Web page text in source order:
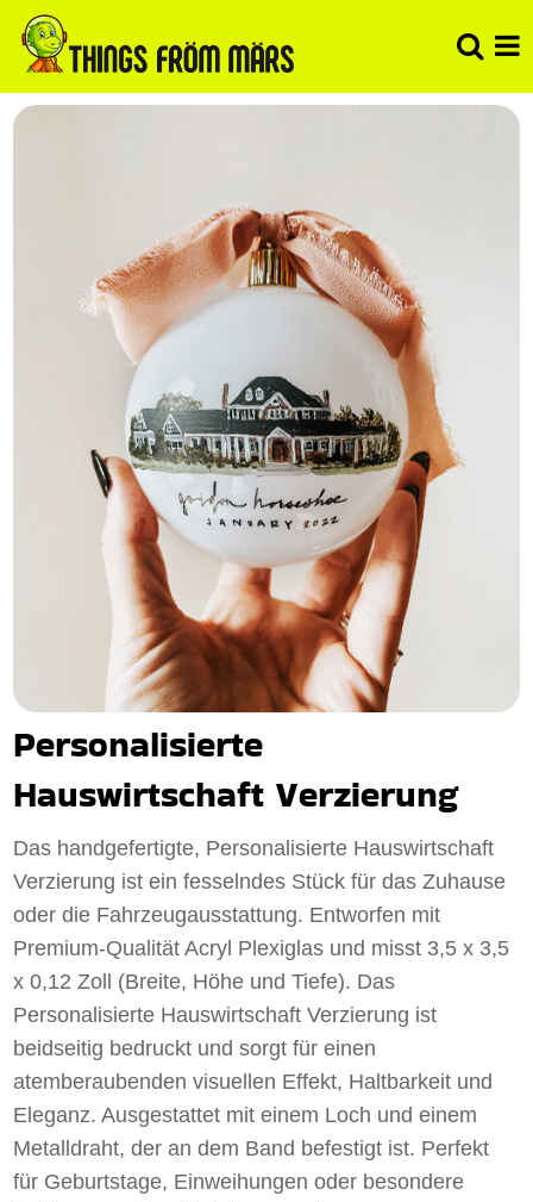
Personalisierte
Hauswirtschaft Verzierung
Das handgefertigte, Personalisierte Hauswirtschaft
Verzierung ist ein fesselndes Stück für das Zuhause
oder die Fahrzeugausstattung. Entworfen mit
Premium-Qualität Acryl Plexiglas und misst 3,5 x 3,5
x 0,12 Zoll (Breite, Höhe und Tiefe). Das
Personalisierte Hauswirtschaft Verzierung ist
beidseitig bedruckt und sorgt für einen
atemberaubenden visuellen Effekt, Haltbarkeit und
Eleganz. Ausgestattet mit einem Loch und einem
Metalldraht, der an dem Band befestigt ist. Perfekt
für Geburtstage, Einweihungen oder besondere